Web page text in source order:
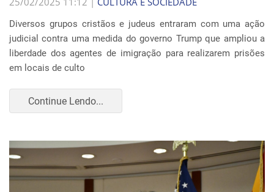
Diversos grupos cristãos e judeus entraram com uma ação
judicial contra uma medida do governo Trump que ampliou a
liberdade dos agentes de imigração para realizarem prisões
em locais de culto
Continue Lendo...